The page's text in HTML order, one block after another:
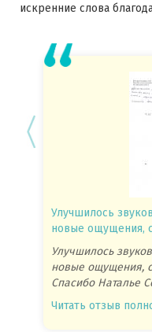
искренние слова
Улучшилось
новые ощущения,
Улучшилось
новые ощущения,
Спасибо Наталье
Читать отзыв